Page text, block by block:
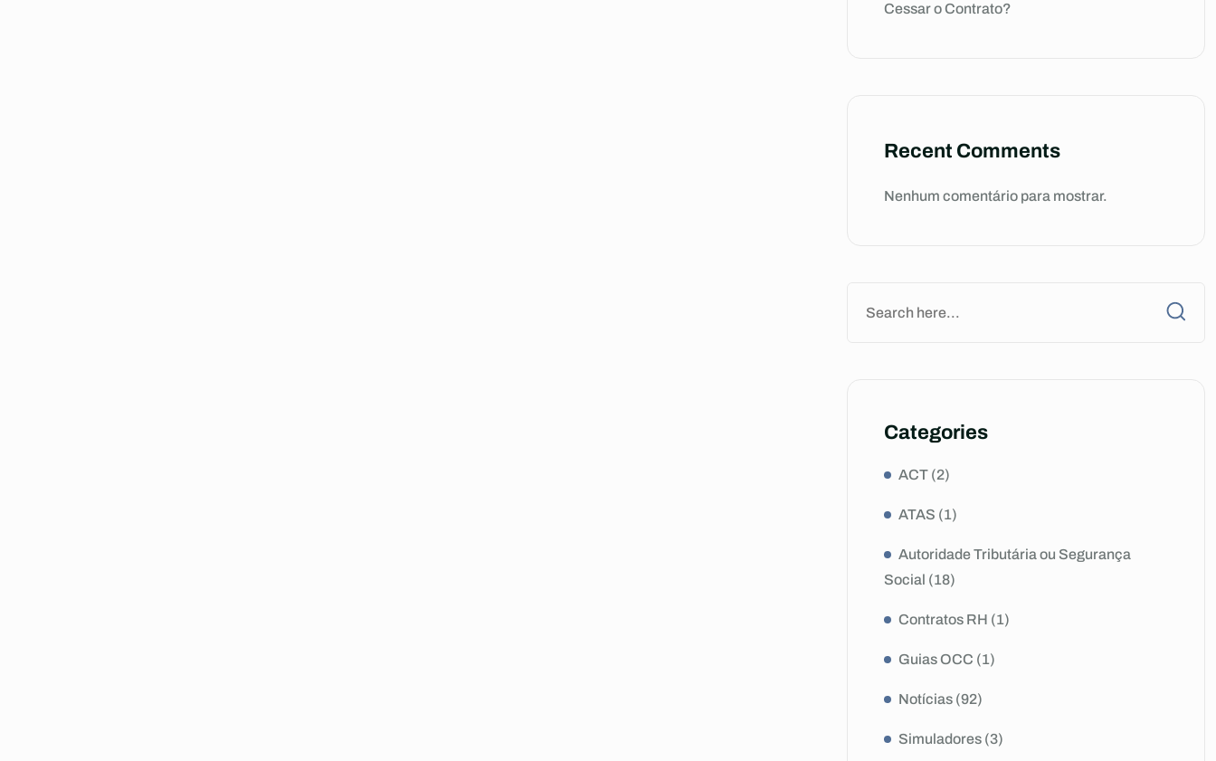
Cessar o Contrato?
Recent Comments
Nenhum comentário para mostrar.
Categories
ACT (2)
ATAS (1)
Autoridade Tributária ou Segurança
Social (18)
Contratos RH (1)
Guias OCC (1)
Notícias (92)
Simuladores (3)